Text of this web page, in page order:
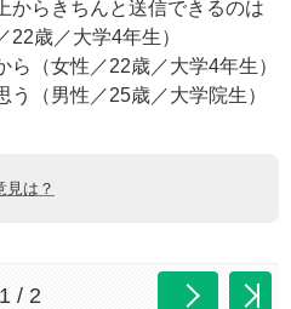
からきちんと送信できるのは
22歳／大学4年生）
ら（女性／22歳／大学4年生）
う（男性／25歳／大学院生）
見は？
1 / 2